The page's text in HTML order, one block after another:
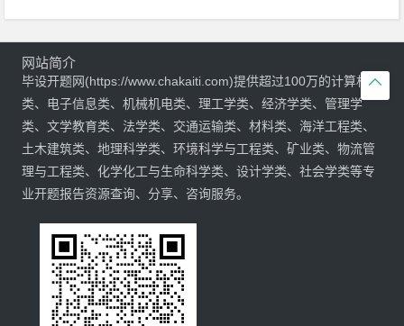

网站简介
毕设开题网(https://www.chakaiti.com)提供超过100万的计算机
类、电子信息类、机械机电类、理工学类、经济学类、管理学
类、文学教育类、法学类、交通运输类、材料类、海洋工程类、
土木建筑类、地理科学类、环境科学与工程类、矿业类、物流管
理与工程类、化学化工与生命科学类、设计学类、社会学类等专
业开题报告资源查询、分享、咨询服务。